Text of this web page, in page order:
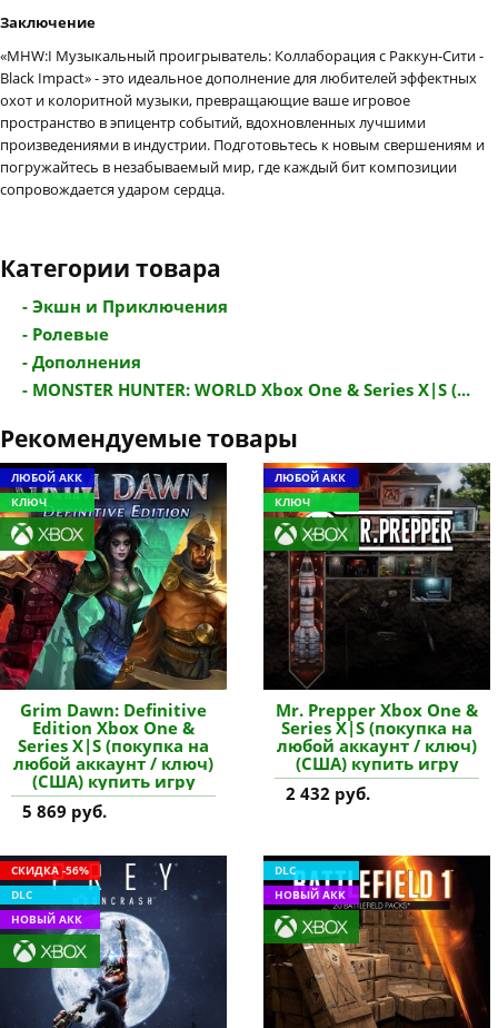
Заключение
«MHW:I Музыкальный проигрыватель: Коллаборация с Раккун-Сити -
Black Impact» - это идеальное дополнение для любителей эффектных
охот и колоритной музыки, превращающие ваше игровое
пространство в эпицентр событий, вдохновленных лучшими
произведениями в индустрии. Подготовьтесь к новым свершениям и
погружайтесь в незабываемый мир, где каждый бит композиции
сопровождается ударом сердца.
Категории товара
- Экшн и Приключения
- Ролевые
- Дополнения
- MONSTER HUNTER: WORLD Xbox One & Series X|S (...
Рекомендуемые товары
ЛЮБОЙ АКК
КЛЮЧ
Grim Dawn: Definitive
Edition Xbox One &
Series X|S (покупка на
любой аккаунт / ключ)
(США) купить игру
5 869 руб.
ЛЮБОЙ АКК
КЛЮЧ
Mr. Prepper Xbox One &
Series X|S (покупка на
любой аккаунт / ключ)
(США) купить игру
2 432 руб.
СКИДКА -56%
DLC
НОВЫЙ АКК
DLC
НОВЫЙ АКК